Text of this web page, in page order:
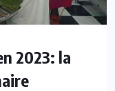
2023: la